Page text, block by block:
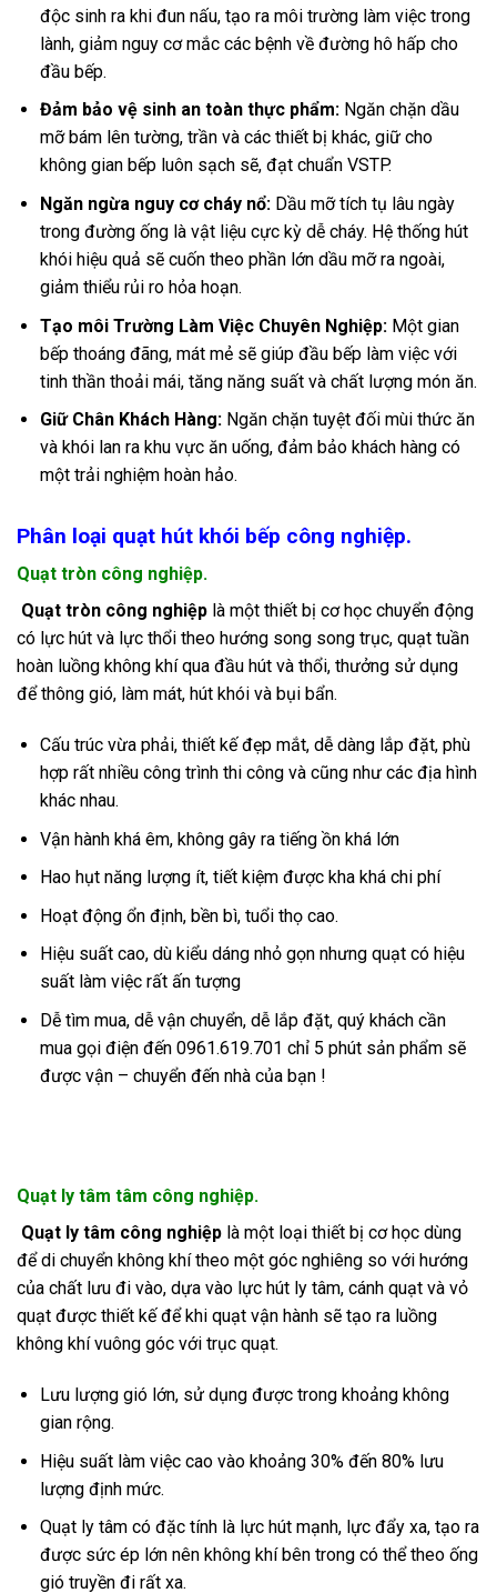
độc sinh ra khi đun nấu, tạo ra môi trường làm việc trong
lành, giảm nguy cơ mắc các bệnh về đường hô hấp cho
đầu bếp.
Đảm bảo vệ sinh an toàn thực phẩm:Ngăn chặn dầu
mỡ bám lên tường, trần và các thiết bị khác, giữ cho
không gian bếp luôn sạch sẽ, đạt chuẩn VSTP.
Ngăn ngừa nguy cơ cháy nổ:Dầu mỡ tích tụ lâu ngày
trong đường ống là vật liệu cực kỳ dễ cháy. Hệ thống hút
khói hiệu quả sẽ cuốn theo phần lớn dầu mỡ ra ngoài,
giảm thiểu rủi ro hỏa hoạn.
Tạo môi Trường Làm Việc Chuyên Nghiệp:Một gian
bếp thoáng đãng, mát mẻ sẽ giúp đầu bếp làm việc với
tinh thần thoải mái, tăng năng suất và chất lượng món ăn.
Giữ Chân Khách Hàng:Ngăn chặn tuyệt đối mùi thức ăn
và khói lan ra khu vực ăn uống, đảm bảo khách hàng có
một trải nghiệm hoàn hảo.
Phân loại quạt hút khói bếp công nghiệp.
Quạt tròn công nghiệp.
Quạt tròn công nghiệp là một thiết bị cơ học chuyển động
có lực hút và lực thổi theo hướng song song trục, quạt tuần
hoàn luồng không khí qua đầu hút và thổi, thưởng sử dụng
để thông gió, làm mát, hút khói và bụi bẩn.
Cấu trúc vừa phải, thiết kế đẹp mắt, dễ dàng lắp đặt, phù
hợp rất nhiều công trình thi công và cũng như các địa hình
khác nhau.
Vận hành khá êm, không gây ra tiếng ồn khá lớn
Hao hụt năng lượng ít, tiết kiệm được kha khá chi phí
Hoạt động ổn định, bền bì, tuổi thọ cao.
Hiệu suất cao, dù kiểu dáng nhỏ gọn nhưng quạt có hiệu
suất làm việc rất ấn tượng
Dễ tìm mua, dễ vận chuyển, dễ lắp đặt, quý khách cần
mua gọi điện đến 0961.619.701 chỉ 5 phút sản phẩm sẽ
được vận – chuyển đến nhà của bạn !
Quạt ly tâm tâm công nghiệp.
Quạt ly tâm công nghiệp là một loại thiết bị cơ học dùng
để di chuyển không khí theo một góc nghiêng so với hướng
của chất lưu đi vào, dựa vào lực hút ly tâm, cánh quạt và vỏ
quạt được thiết kế để khi quạt vận hành sẽ tạo ra luồng
không khí vuông góc với trục quạt.
Lưu lượng gió lớn, sử dụng được trong khoảng không
gian rộng.
Hiệu suất làm việc cao vào khoảng 30% đến 80% lưu
lượng định mức.
Quạt ly tâm có đặc tính là lực hút mạnh, lực đẩy xa, tạo ra
được sức ép lớn nên không khí bên trong có thể theo ống
gió truyền đi rất xa.